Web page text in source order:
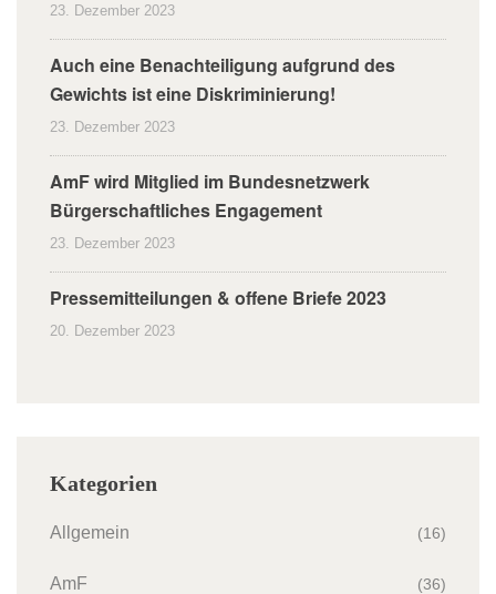
23. Dezember 2023
Auch eine Benachteiligung aufgrund des
Gewichts ist eine Diskriminierung!
23. Dezember 2023
AmF wird Mitglied im Bundesnetzwerk
Bürgerschaftliches Engagement
23. Dezember 2023
Pressemitteilungen & offene Briefe 2023
20. Dezember 2023
Kategorien
Allgemein (16)
AmF (36)